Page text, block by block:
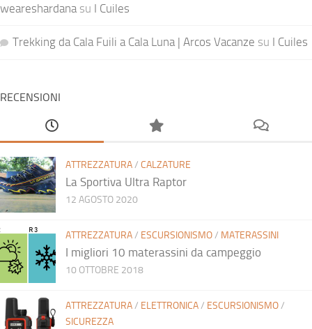
weareshardanasu I Cuiles
Trekking da Cala Fuili a Cala Luna | Arcos Vacanze su I Cuiles
RECENSIONI
ATTREZZATURA/ CALZATURE
La Sportiva Ultra Raptor
12 AGOSTO 2020
ATTREZZATURA/ ESCURSIONISMO/ MATERASSINI
I migliori 10 materassini da campeggio
10 OTTOBRE 2018
ATTREZZATURA/ ELETTRONICA/ ESCURSIONISMO/
SICUREZZA